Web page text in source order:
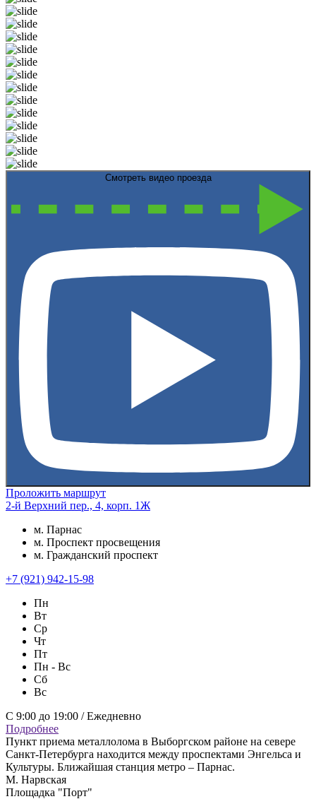
Смотреть видео проезда
Проложить маршрут
2-й Верхний пер., 4, корп. 1Ж
м. Парнас
м. Проспект просвещения
м. Гражданский проспект
+7 (921) 942-15-98
Пн
Вт
Ср
Чт
Пт
Пн - Вс
Сб
Вс
С 9:00 до 19:00 / Ежедневно
Подробнее
Пункт приема металлолома в Выборгском районе на севере
Санкт-Петербурга находится между проспектами Энгельса и
Культуры. Ближайшая станция метро – Парнас.
М. Нарвская
Площадка "Порт"